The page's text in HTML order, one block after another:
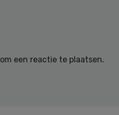
om een reactie te plaatsen.